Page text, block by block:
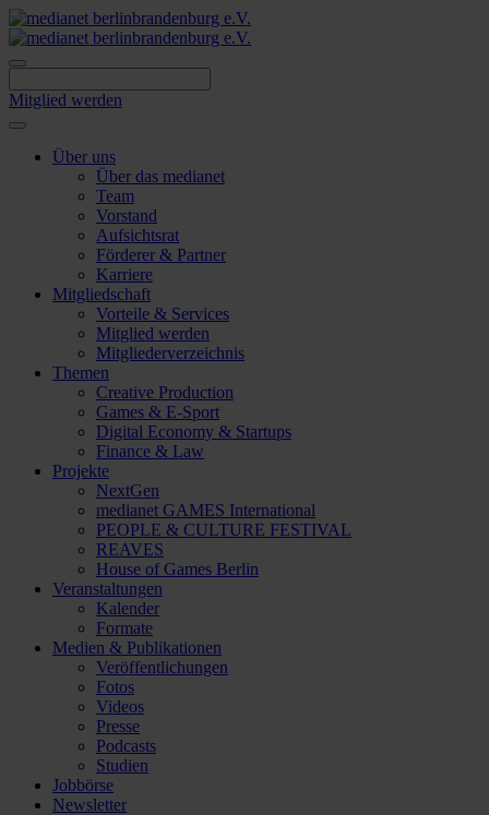
Skip
to
content
Mitglied werden
Über uns
Über das medianet
Team
Vorstand
Aufsichtsrat
Förderer & Partner
Karriere
Mitgliedschaft
Vorteile & Services
Mitglied werden
Mitgliederverzeichnis
Themen
Creative Production
Games & E-Sport
Digital Economy & Startups
Finance & Law
Projekte
NextGen
medianet GAMES International
PEOPLE & CULTURE FESTIVAL
REAVES
House of Games Berlin
Veranstaltungen
Kalender
Formate
Medien & Publikationen
Veröffentlichungen
Fotos
Videos
Presse
Podcasts
Studien
Jobbörse
Newsletter